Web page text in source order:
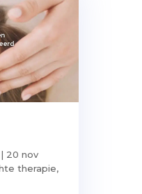
| 20 nov
therapie,